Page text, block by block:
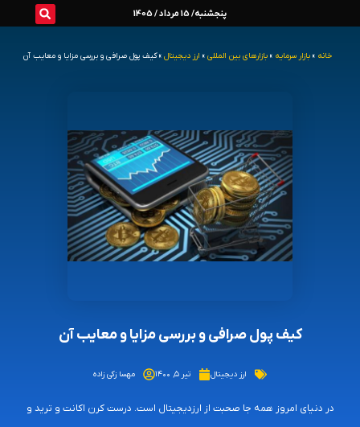
پنجشنبه/ 15 مرداد / 1405
خانه » بازار سرمایه » بازارهای بین المللی » ارز دیجیتال »کیف پول صرافی و بررسی مزایا و معایب آن
کیف پول صرافی و بررسی مزایا و معایب آن
ارز دیجیتال تیر ۵, ۱۴۰۰ مهسا زکی زاده
در دنیای امروز همه جا صحبت از ارزدیجیتال است. درست کرن اکانت و ترید و